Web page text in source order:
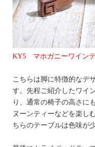
KY5 マホガニーワイン
こちらは脚に特徴的なデ
す。先程ご紹介したワイ
り、通常の椅子の高さに
ヌーンティーなどを楽し
ちらのテーブルは色味が